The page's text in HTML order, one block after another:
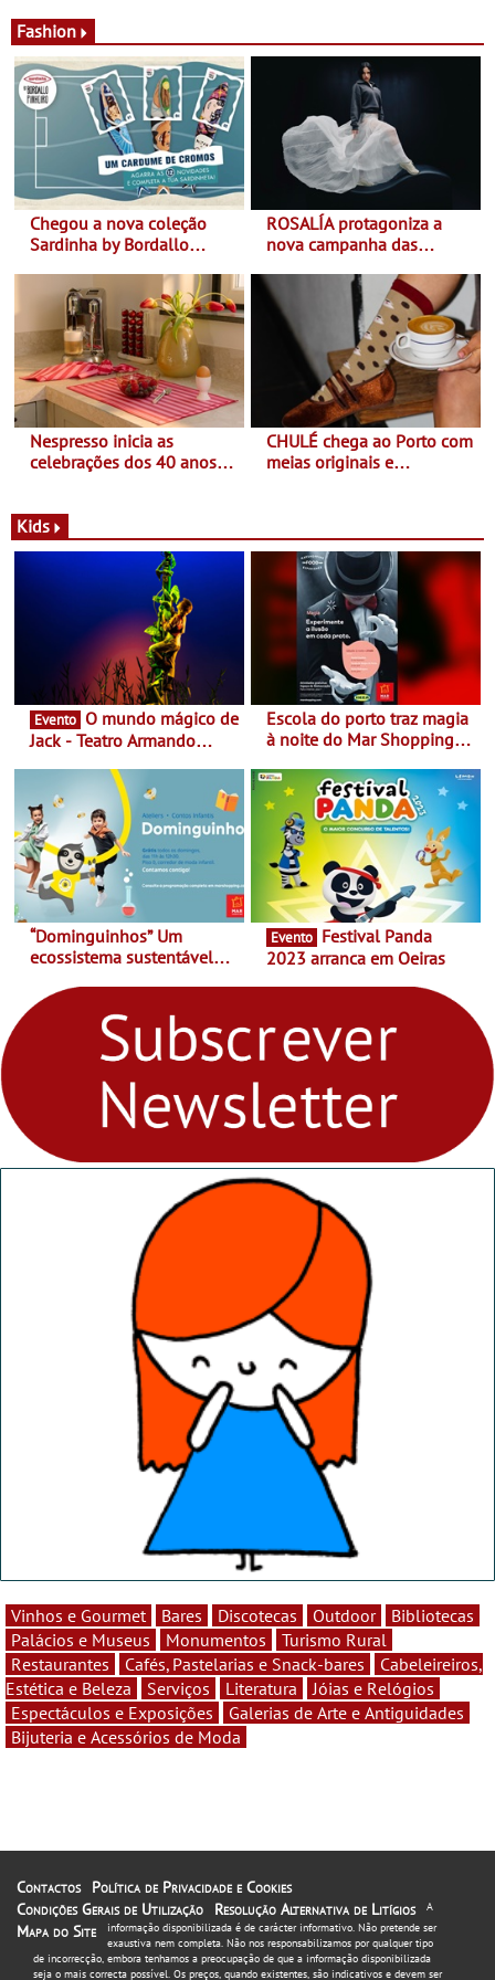
Fashion
Chegou a nova coleção
Sardinha by Bordallo
ROSALÍA protagoniza a
nova campanha das
Balance
Nespresso inicia as
celebrações dos 40 anos
Novas - Edição limitada
Nespresso x Torres Novas
CHULÉ chega ao Porto com
meias originais e
Shopping
Kids
Evento
Jack - Teatro Armando
Escola do porto traz magia
à noite do Mar Shopping
29 de abril, às 21h00
“Dominguinhos” Um
ecossistema sustentável
fores - Atelier de Educação
Ambiental nos
“Dominguinhos” de 23 de
Evento
2023 arranca em Oeiras
Vinhos e Gourmet Bares Discotecas Outdoor
Bibliotecas
Palácios e Museus
Monumentos
Turismo Rural
Restaurantes
Cafés, Pastelarias e Snack-bares
Cabeleireiros,
Estética e Beleza
Serviços Literatura
Jóias e Relógios
Espectáculos e Exposições
Galerias de Arte e Antiguidades
Bijuteria e Acessórios de Moda
Contactos
Política de Privacidade e Cookies
Condições Gerais de Utilização
Resolução Alternativa de Litígios
Mapa do Site
A
informação disponibilizada é de carácter informativo. Não pretende ser
exaustiva nem completa. Não nos responsabilizamos por qualquer tipo
de incorrecção, embora tenhamos a preocupação de que a informação disponibilizada
seja o mais correcta possível. Os preços, quando existentes, são indicativos e devem ser